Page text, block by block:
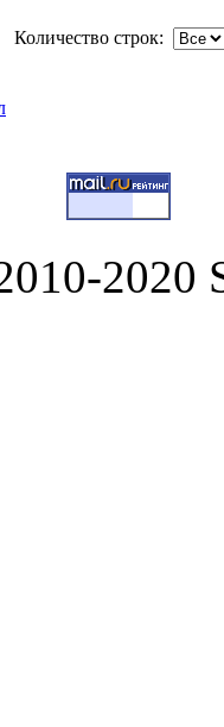
Количество строк:
2020